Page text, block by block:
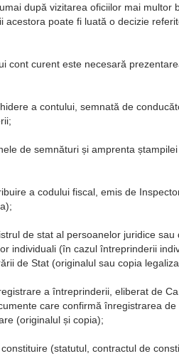
după vizitarea oficiilor mai multor
acestora poate fi luată o decizie
cont curent este necesară
a contului, semnată de
de semnături și amprenta
a codului fiscal, emis de
de stat al persoanelor juridice sau
individuali (în cazul întreprinderii
de Stat (originalul sau copia
a întreprinderii, eliberat de
care confirmă înregistrarea
(originalul și copia);
(statutul, contractul de